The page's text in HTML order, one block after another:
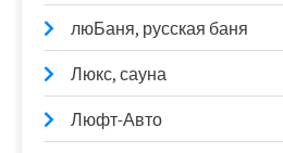
люБаня, русская баня
Люкс, сауна
Люфт-Авто